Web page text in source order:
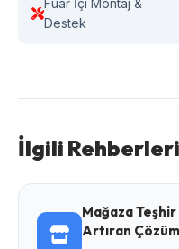
Fuar İçi Montaj &
Destek
İlgili
Mağaza Teşhir
Artıran